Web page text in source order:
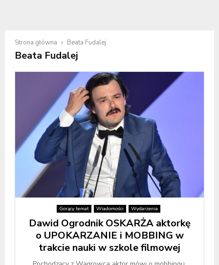
Strona główna Beata Fudalej
Beata Fudalej
Gorący temat Wiadomości Wydarzenia
Dawid Ogrodnik OSKARŻA aktorkę
o UPOKARZANIE i MOBBING w
trakcie nauki w szkole filmowej